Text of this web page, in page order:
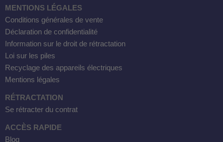
MENTIONS LÉGALES
Conditions générales de vente
Déclaration de confidentialité
Information sur le droit de rétractation
Loi sur les piles
Recyclage des appareils électriques
Mentions légales
RÉTRACTATION
Se rétracter du contrat
ACCÈS RAPIDE
Blog